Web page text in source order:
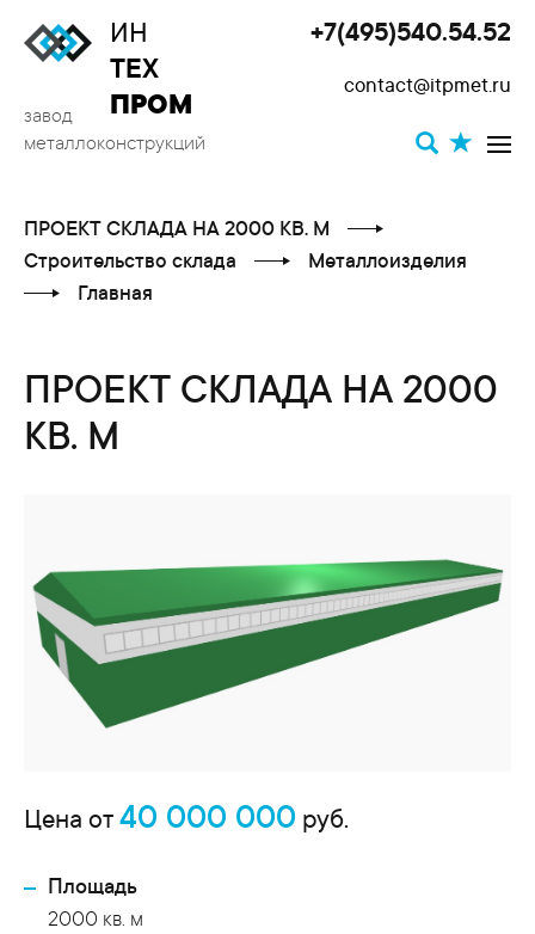
ИН
ТЕХ
ПРОМ
завод
металлоконструкций
+7(495)540.54.52
contact@itpmet.ru
ПРОЕКТ СКЛАДА НА 2000 КВ. М
Строительство склада
Металлоизделия
Главная
ПРОЕКТ СКЛАДА НА 2000
КВ. М
Цена от 40 000 000 руб.
Площадь
2000 кв. м